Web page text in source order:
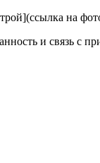
на
и связь с